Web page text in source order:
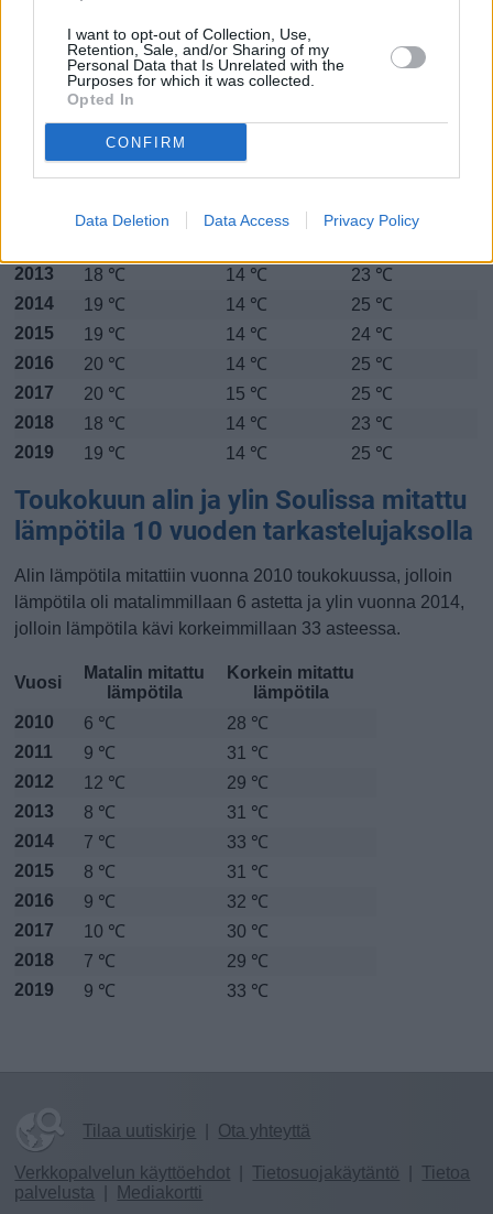
I want to opt-out of Collection, Use,
Retention, Sale, and/or Sharing of my
Personal Data that Is Unrelated with the
Purposes for which it was collected.
Opted In
CONFIRM
Data Deletion Data Access Privacy Policy
vuoden tarkastelujaksolla
Mikä on Soulin tavanomainen lämpötila toukokuussa.
Vuorokauden
keskilämpötila
keskimäärin
2010
18 ℃ 14 ℃
22 ℃
2013
18 ℃ 14 ℃
23 ℃
2014
19 ℃ 14 ℃
25 ℃
2015
19 ℃ 14 ℃
24 ℃
2016
20 ℃ 14 ℃
25 ℃
2017
20 ℃ 15 ℃
25 ℃
2018
18 ℃ 14 ℃
23 ℃
2019
19 ℃ 14 ℃ 25 ℃
Toukokuun alin ja ylin Soulissa mitattu
lämpötila 10 vuoden tarkastelujaksolla
Alin lämpötila mitattiin vuonna 2010 toukokuussa, jolloin
lämpötila oli matalimmillaan 6 astetta ja ylin vuonna 2014,
jolloin lämpötila kävi korkeimmillaan 33 asteessa.
Vuosi
Matalin mitattu
lämpötila
Korkein mitattu
lämpötila
2010
6 ℃
28 ℃
2011
9 ℃
31 ℃
2012
12 ℃
29 ℃
2013
8 ℃
31 ℃
2014
7 ℃
33 ℃
2015
8 ℃
31 ℃
2016
9 ℃
32 ℃
2017
10 ℃
30 ℃
2018
7 ℃
29 ℃
2019
9 ℃ 33 ℃
Tilaa uutiskirje Ota yhteyttä
Verkkopalvelun käyttöehdot Tietosuojakäytäntö
Tietoa
palvelusta
Mediakortti